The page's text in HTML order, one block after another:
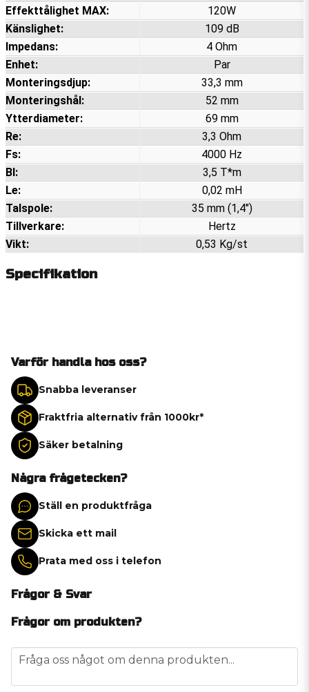
Effekttålighet MAX:
120W
Känslighet:
109 dB
Impedans:
4 Ohm
Enhet:
Par
Monteringsdjup:
33,3 mm
Monteringshål:
52 mm
Ytterdiameter:
69 mm
Re:
3,3 Ohm
Fs:
4000 Hz
Bl:
3,5 T*m
Le:
0,02 mH
Talspole:
35 mm (1,4")
Tillverkare:
Hertz
Vikt:
0,53 Kg/st
Specifikation
Varför handla hos oss?
Snabba leveranser
Fraktfria alternativ från 1000kr*
Säker betalning
Några frågetecken?
Ställ en produktfråga
Skicka ett mail
Prata med oss i telefon
Frågor & Svar
Frågor om produkten?
question
Fråga oss något om denna produkten...